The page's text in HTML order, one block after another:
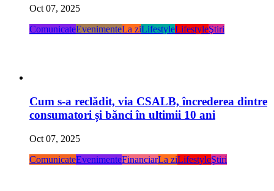
Oct 07, 2025
ComunicateEvenimenteLa ziLifestyleLifestyleŞtiri
Cum s-a reclădit, via CSALB, încrederea dintre
consumatori și bănci în ultimii 10 ani
Oct 07, 2025
ComunicateEvenimenteFinanciarLa ziLifestyleŞtiri